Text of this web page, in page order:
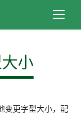
小
变更字型大小，配